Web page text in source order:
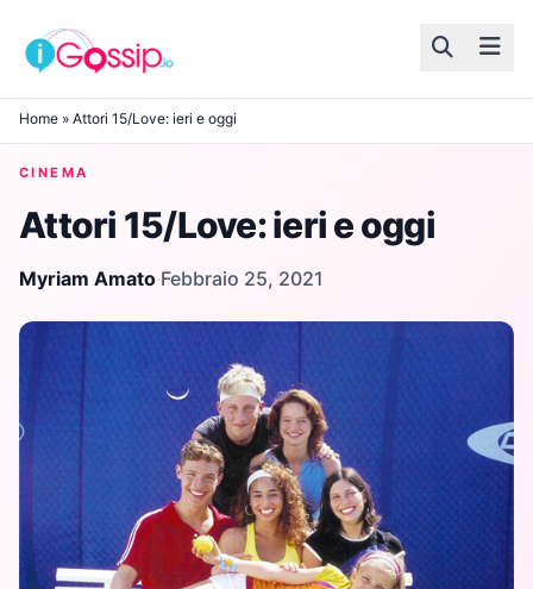
Skip to content
Home » Attori 15/Love: ieri e oggi
CINEMA
Attori 15/Love: ieri e oggi
Myriam Amato·Febbraio 25, 2021